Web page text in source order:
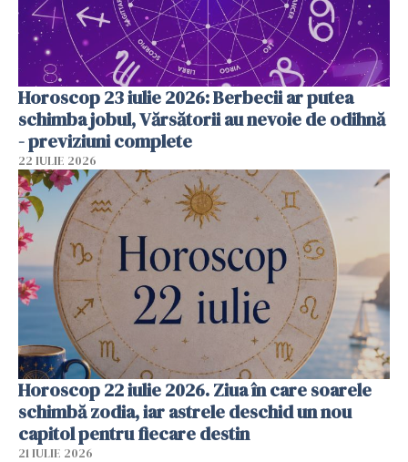
Horoscop 23 iulie 2026: Berbecii ar putea
schimba jobul, Vărsătorii au nevoie de odihnă
- previziuni complete
22 IULIE 2026
Horoscop 22 iulie 2026. Ziua în care soarele
schimbă zodia, iar astrele deschid un nou
capitol pentru fiecare destin
21 IULIE 2026